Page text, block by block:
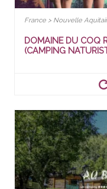
France > Nouvelle
DOMAINE DU COQ
(CAMPING